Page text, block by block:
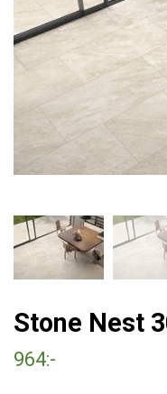
Stone Nest
964:-